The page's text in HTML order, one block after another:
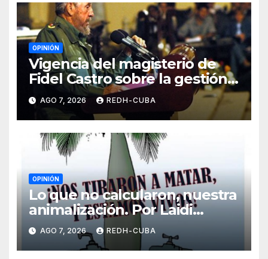
OPINIÓN
Vigencia del magisterio de
Fidel Castro sobre la gestión
del liderazgo revolucionario.
Por Jorge Luís Guach Estévez
AGO 7, 2026 REDH-CUBA
OPINIÓN
Lo que no calcularon, nuestra
animalización. Por Laidi
Fernández de Juan
AGO 7, 2026 REDH-CUBA